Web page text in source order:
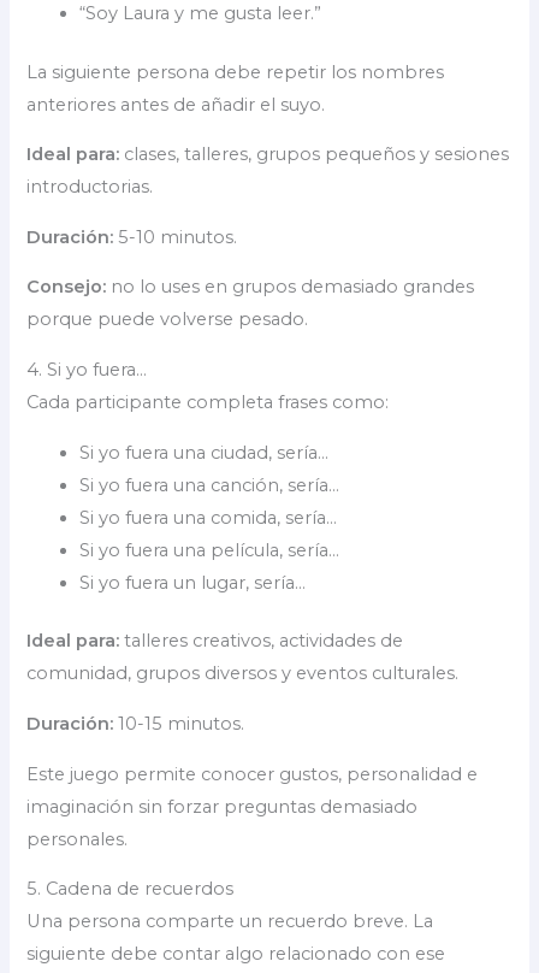
“Soy Laura y me gusta leer.”
La siguiente persona debe repetir los nombres
anteriores antes de añadir el suyo.
Ideal para: clases, talleres, grupos pequeños y sesiones
introductorias.
Duración: 5-10 minutos.
Consejo: no lo uses en grupos demasiado grandes
porque puede volverse pesado.
4. Si yo fuera…
Cada participante completa frases como:
Si yo fuera una ciudad, sería…
Si yo fuera una canción, sería…
Si yo fuera una comida, sería…
Si yo fuera una película, sería…
Si yo fuera un lugar, sería…
Ideal para: talleres creativos, actividades de
comunidad, grupos diversos y eventos culturales.
Duración: 10-15 minutos.
Este juego permite conocer gustos, personalidad e
imaginación sin forzar preguntas demasiado
personales.
5. Cadena de recuerdos
Una persona comparte un recuerdo breve. La
siguiente debe contar algo relacionado con ese